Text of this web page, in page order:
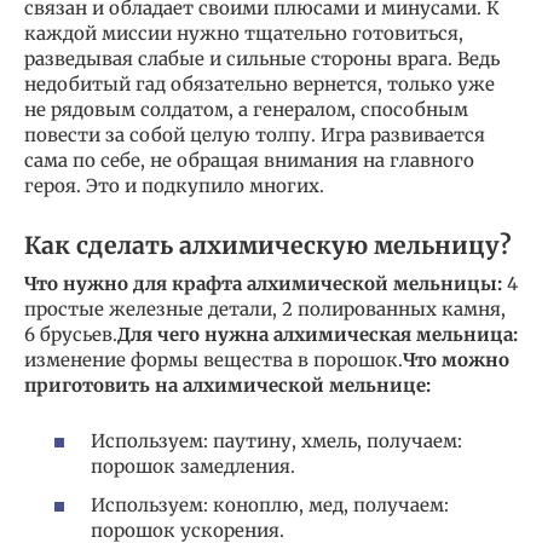
связан и обладает своими плюсами и минусами. К
каждой миссии нужно тщательно готовиться,
разведывая слабые и сильные стороны врага. Ведь
недобитый гад обязательно вернется, только уже
не рядовым солдатом, а генералом, способным
повести за собой целую толпу. Игра развивается
сама по себе, не обращая внимания на главного
героя. Это и подкупило многих.
Как сделать алхимическую мельницу?
Что нужно для крафта алхимической мельницы: 4
простые железные детали, 2 полированных камня,
6 брусьев.Для чего нужна алхимическая мельница:
изменение формы вещества в порошок.Что можно
приготовить на алхимической мельнице:
Используем: паутину, хмель, получаем:
порошок замедления.
Используем: коноплю, мед, получаем:
порошок ускорения.